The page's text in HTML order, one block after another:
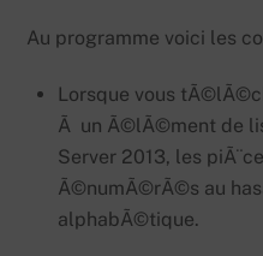
Au programme voici les
Lorsque vous
Ã un Ã©lÃ©ment de
Server 2013, les
Ã©numÃ©rÃ©s au
alphabÃ©tique.